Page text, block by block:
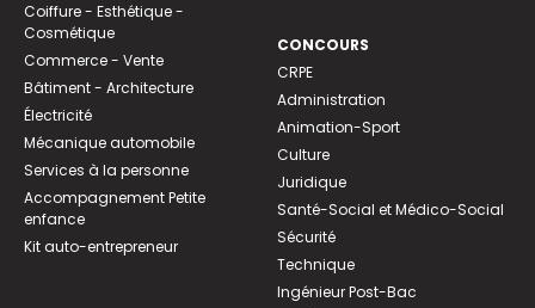
Coiffure - Esthétique -
Cosmétique
Commerce - Vente
Bâtiment - Architecture
Électricité
Mécanique automobile
Services à la personne
Accompagnement Petite
enfance
Kit auto-entrepreneur
CONCOURS
CRPE
Administration
Animation-Sport
Culture
Juridique
Santé-Social et Médico-Social
Sécurité
Technique
Ingénieur Post-Bac